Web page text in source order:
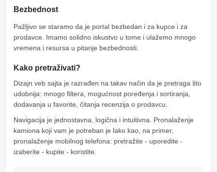
Bezbednost
Pažljivo se staramo da je portal bezbedan i za kupce i za
prodavce. Imamo solidno iskustvo u tome i ulažemo mnogo
vremena i resursa u pitanje bezbednosti.
Kako pretraživati?
Dizajn veb sajta je razrađen na takav način da je pretraga što
udobnija: mnogo filtera, mogućnost poređenja i sortiranja,
dodavanja u favorite, čitanja recenzija o prodavcu.
Navigacija je jednostavna, logična i intuitivna. Pronalaženje
kamiona koji vam je potreban je lako kao, na primer,
pronalaženje mobilnog telefona: pretražite - uporedite -
izaberite - kupite - koristite.